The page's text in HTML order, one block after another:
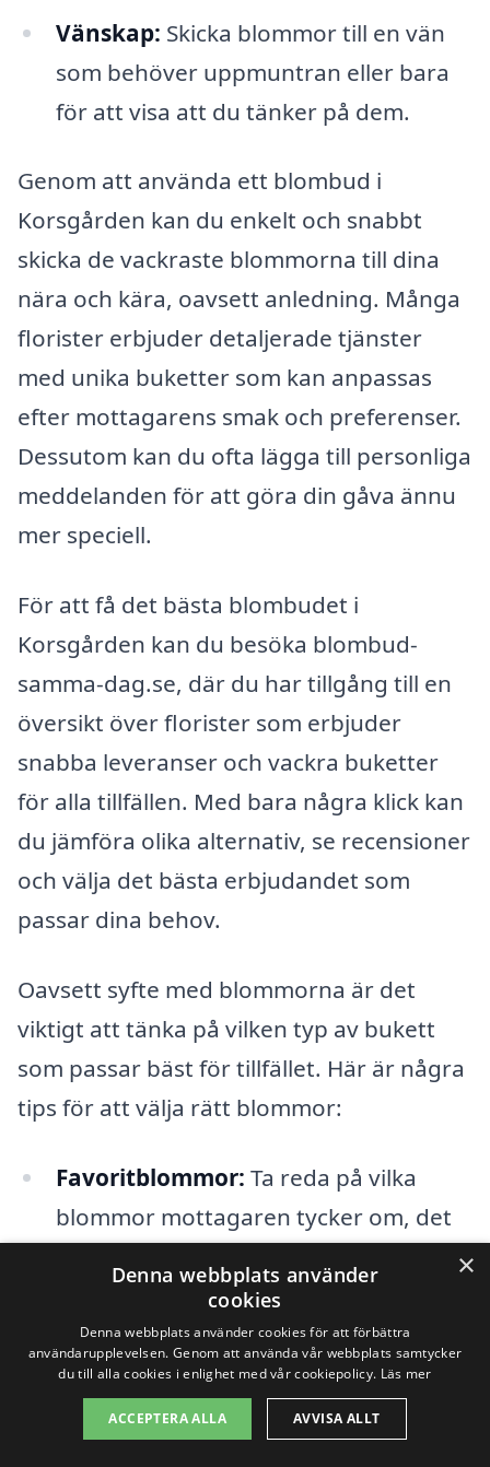
Vänskap: Skicka blommor till en vän
som behöver uppmuntran eller bara
för att visa att du tänker på dem.
Genom att använda ett blombud i
Korsgården kan du enkelt och snabbt
skicka de vackraste blommorna till dina
nära och kära, oavsett anledning. Många
florister erbjuder detaljerade tjänster
med unika buketter som kan anpassas
efter mottagarens smak och preferenser.
Dessutom kan du ofta lägga till personliga
meddelanden för att göra din gåva ännu
mer speciell.
För att få det bästa blombudet i
Korsgården kan du besöka blombud-
samma-dag.se, där du har tillgång till en
översikt över florister som erbjuder
snabba leveranser och vackra buketter
för alla tillfällen. Med bara några klick kan
du jämföra olika alternativ, se recensioner
och välja det bästa erbjudandet som
passar dina behov.
Oavsett syfte med blommorna är det
viktigt att tänka på vilken typ av bukett
som passar bäst för tillfället. Här är några
tips för att välja rätt blommor:
Favoritblommor: Ta reda på vilka
blommor mottagaren tycker om, det
Färger och teman:Tänk på
evenemangets tema eller färgerna
som kan komplettera dess atmosfär.
×
Denna webbplats använder
cookies
Denna webbplats använder cookies för att förbättra
användarupplevelsen. Genom att använda vår webbplats samtycker
du till alla cookies i enlighet med vår cookiepolicy. Läs mer
ACCEPTERA ALLA AVVISA ALLT